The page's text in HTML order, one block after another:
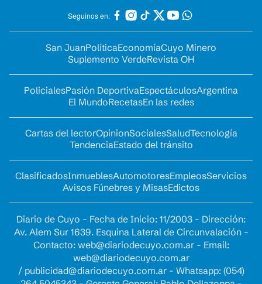
Seguinos en:
San JuanPolíticaEconomíaCuyo Minero
Suplemento VerdeRevista OH
PolicialesPasión DeportivaEspectáculosArgentina
El MundoRecetasEn las redes
Cartas del lectorOpinionSocialesSaludTecnología
TendenciaEstado del tránsito
ClasificadosInmueblesAutomotoresEmpleosServicios
Avisos Fúnebres y MisasEdictos
Diario de Cuyo - Fecha de Inicio: 11/2003 - Dirección:
Av. Alem Sur 1639. Esquina Lateral de Circunvalación -
Contacto: web@diariodecuyo.com.ar- Email:
web@diariodecuyo.com.ar
/ publicidad@diariodecuyo.com.ar- Whatsapp: (054)